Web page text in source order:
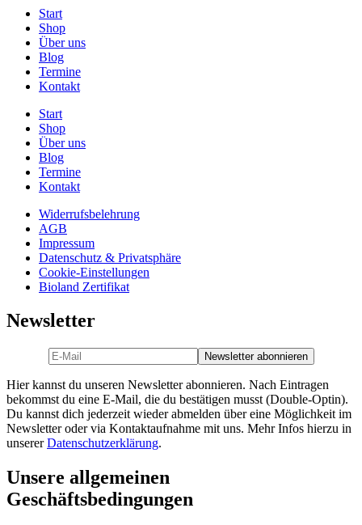
Start
Shop
Über uns
Blog
Termine
Kontakt
Start
Shop
Über uns
Blog
Termine
Kontakt
Widerrufsbelehrung
AGB
Impressum
Datenschutz & Privatsphäre
Cookie-Einstellungen
Bioland Zertifikat
Newsletter
Hier kannst du unseren Newsletter abonnieren. Nach Eintragen
bekommst du eine E-Mail, die du bestätigen musst (Double-Optin).
Du kannst dich jederzeit wieder abmelden über eine Möglichkeit im
Newsletter oder via Kontaktaufnahme mit uns. Mehr Infos hierzu in
unsererDatenschutzerklärung.
Unsere allgemeinen
Geschäftsbedingungen